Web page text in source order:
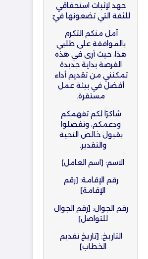
جهد لإثبات استحقاقي
للثقة التي تضعونها فيّ.
آمل منكم التكرم
بالموافقة على طلبي
هذا، حيث أرى في هذه
الفرصة بداية جديدة
تمكنني من تقديم أداء
أفضل في بيئة عمل
مستقرة.
شاكرًا لكم تفهمكم
ودعمكم، وتفضلوا
بقبول خالص التحية
والتقدير.
الاسم: [اسم العامل]
رقم الإقامة: [رقم
الإقامة]
رقم الجوال: [رقم الجوال
للتواصل]
التاريخ: [تاريخ تقديم
الخطاب]